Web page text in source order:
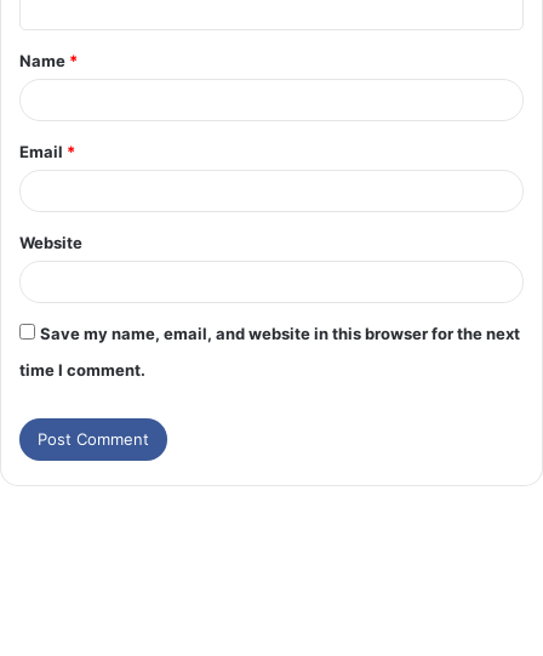
Name *
Email *
Website
Save my name, email, and website in this browser for the next
time I comment.